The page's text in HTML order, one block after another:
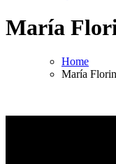
María
Home
María